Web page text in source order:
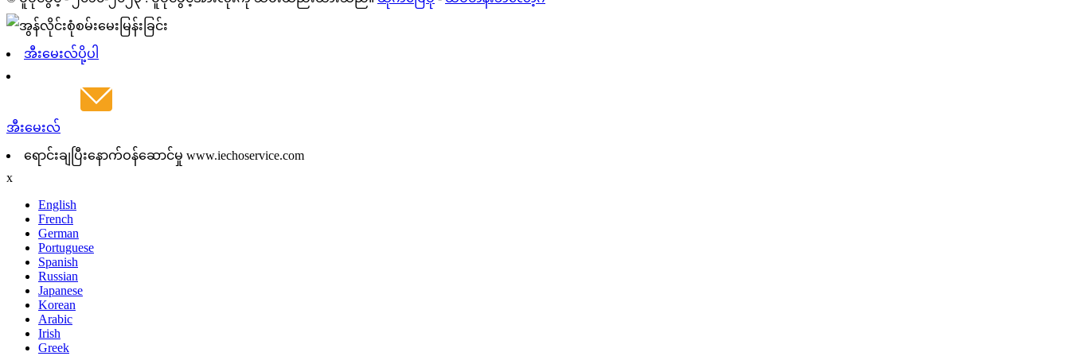
အီးမေးလ်ပို့ပါ
အီးမေးလ်
ရောင်းချပြီးနောက်ဝန်ဆောင်မှု www.iechoservice.com
x
English
French
German
Portuguese
Spanish
Russian
Japanese
Korean
Arabic
Irish
Greek